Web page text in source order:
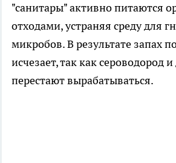
"санитары" активно питаются
отходами, устраняя среду для
микробов. В результате запах
исчезает, так как сероводород
перестают вырабатываться.